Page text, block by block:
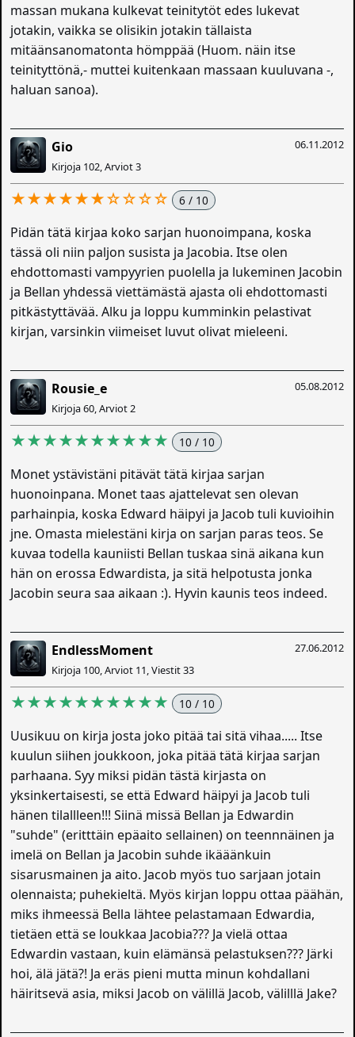
massan mukana kulkevat teinitytöt edes lukevat
jotakin, vaikka se olisikin jotakin tällaista
mitäänsanomatonta hömppää (Huom. näin itse
teinityttönä,- muttei kuitenkaan massaan kuuluvana -,
haluan sanoa).
06.11.2012
Gio
Kirjoja 102, Arviot 3
★★★★★★☆☆☆☆ 6 / 10
Pidän tätä kirjaa koko sarjan huonoimpana, koska
tässä oli niin paljon susista ja Jacobia. Itse olen
ehdottomasti vampyyrien puolella ja lukeminen Jacobin
ja Bellan yhdessä viettämästä ajasta oli ehdottomasti
pitkästyttävää. Alku ja loppu kumminkin pelastivat
kirjan, varsinkin viimeiset luvut olivat mieleeni.
05.08.2012
Rousie_e
Kirjoja 60, Arviot 2
★★★★★★★★★★ 10 / 10
Monet ystävistäni pitävät tätä kirjaa sarjan
huonoinpana. Monet taas ajattelevat sen olevan
parhainpia, koska Edward häipyi ja Jacob tuli kuvioihin
jne. Omasta mielestäni kirja on sarjan paras teos. Se
kuvaa todella kauniisti Bellan tuskaa sinä aikana kun
hän on erossa Edwardista, ja sitä helpotusta jonka
Jacobin seura saa aikaan :). Hyvin kaunis teos indeed.
27.06.2012
EndlessMoment
Kirjoja 100, Arviot 11, Viestit 33
★★★★★★★★★★ 10 / 10
Uusikuu on kirja josta joko pitää tai sitä vihaa..... Itse
kuulun siihen joukkoon, joka pitää tätä kirjaa sarjan
parhaana. Syy miksi pidän tästä kirjasta on
yksinkertaisesti, se että Edward häipyi ja Jacob tuli
hänen tilallleen!!! Siinä missä Bellan ja Edwardin
"suhde" (eritttäin epäaito sellainen) on teennnäinen ja
imelä on Bellan ja Jacobin suhde ikääänkuin
sisarusmainen ja aito. Jacob myös tuo sarjaan jotain
olennaista; puhekieltä. Myös kirjan loppu ottaa päähän,
miks ihmeessä Bella lähtee pelastamaan Edwardia,
tietäen että se loukkaa Jacobia??? Ja vielä ottaa
Edwardin vastaan, kuin elämänsä pelastuksen??? Järki
hoi, älä jätä?! Ja eräs pieni mutta minun kohdallani
häiritsevä asia, miksi Jacob on välillä Jacob, välilllä Jake?